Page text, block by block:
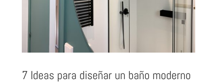
7 Ideas para diseñar un baño moderno